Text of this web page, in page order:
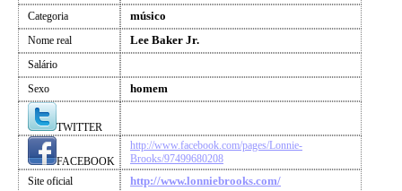
Categoria músico
Nome real Lee Baker Jr.
Salário
Sexo
homem
TWITTER
FACEBOOK
http://www.facebook.com/pages/Lonnie-
Brooks/97499680208
Site oficial
http://www.lonniebrooks.com/